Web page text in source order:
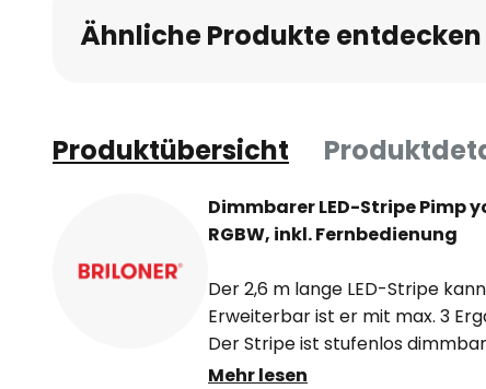
Bildgalerie
springen
Ähnliche Produkte entdecken
Produktübersicht
Dimmbarer LED-Stripe Pimp
RGBW, inkl. Fernbedienung
Der 2,6 m lange LED-Stripe
Erweiterbar ist er mit max. 3
Der Stripe ist stufenlos
dieser können ebenfalls die
Mehr lesen